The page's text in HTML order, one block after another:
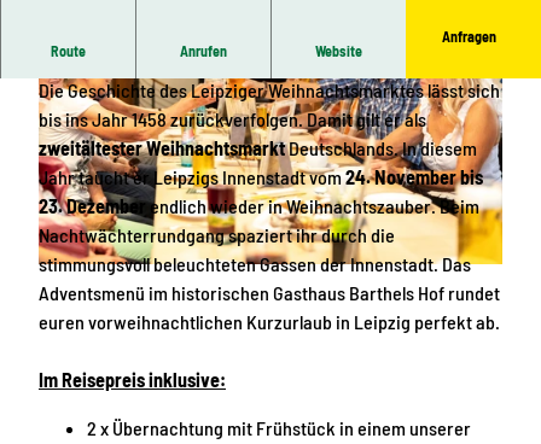
© Dirk Brzoska
© www.pkfotografie.com, Philipp Kirschner | KI-optimiert | CC-BY
Route Anrufen Website
Anfragen
Weihnachtsmarkt in Leipzig
Die Geschichte des Leipziger Weihnachtsmarktes lässt sich
bis ins Jahr 1458 zurückverfolgen. Damit gilt er als
zweitältester WeihnachtsmarktDeutschlands. In diesem
Jahr taucht er Leipzigs Innenstadt vom24. November bis
23. Dezemberendlich wieder in Weihnachtszauber. Beim
Nachtwächterrundgang spaziert ihr durch die
stimmungsvoll beleuchteten Gassen der Innenstadt. Das
Adventsmenü im historischen Gasthaus Barthels Hof rundet
euren vorweihnachtlichen Kurzurlaub in Leipzig perfekt ab.
Im Reisepreis inklusive:
2 x Übernachtung mit Frühstück in einem unserer